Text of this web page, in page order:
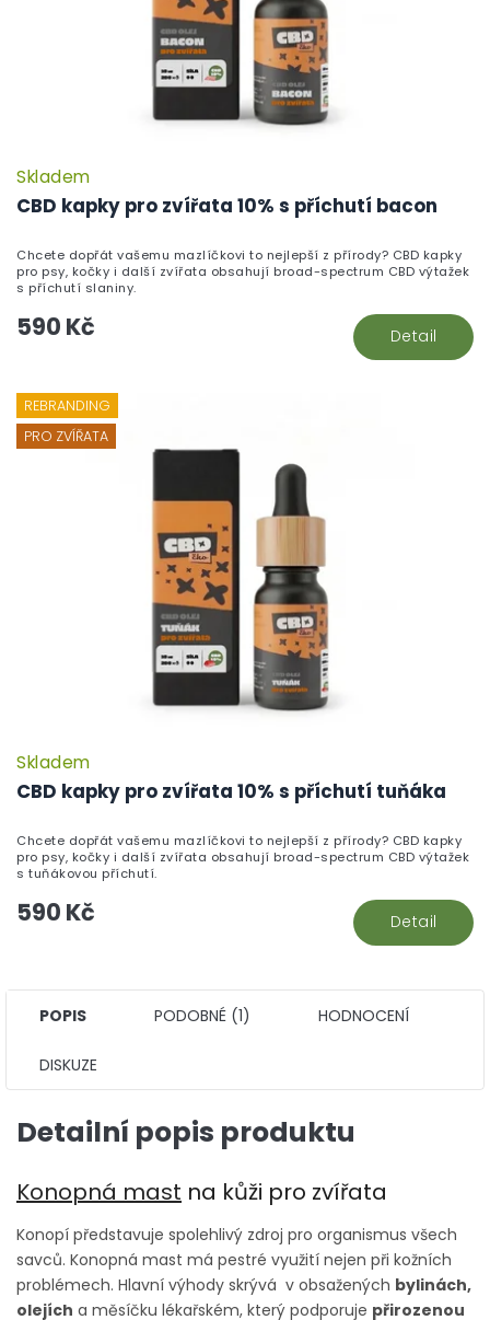
CBD kapky pro zvířata 10% s příchutí bacon
Skladem
590 Kč Detail
Chcete dopřát vašemu mazlíčkovi to nejlepší z přírody? CBD kapky
pro psy, kočky i další zvířata obsahují broad-spectrum CBD výtažek
s příchutí slaniny.
REBRANDING
PRO ZVÍŘATA
CBD kapky pro zvířata 10% s příchutí tuňáka
Skladem
590 Kč Detail
Chcete dopřát vašemu mazlíčkovi to nejlepší z přírody? CBD kapky
pro psy, kočky i další zvířata obsahují broad-spectrum CBD výtažek
s tuňákovou příchutí.
POPIS PODOBNÉ (1) HODNOCENÍ
DISKUZE
Detailní popis produktu
Konopná mast na kůži pro zvířata
Konopí představuje spolehlivý zdroj pro organismus všech
savců. Konopná mast má pestré využití nejen při kožních
problémech. Hlavní výhody skrývá v obsažených bylinách,
olejích a měsíčku lékařském, který podporuje přirozenou